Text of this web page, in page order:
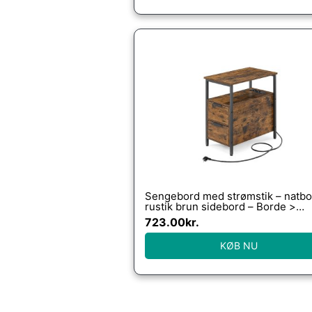
Sengebord med strømstik –
rustik brun sidebord – Borde >
Sideborde – Daily-Living
723.00kr.
KØB NU